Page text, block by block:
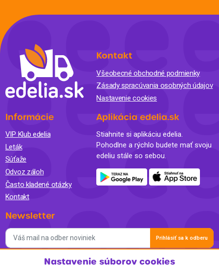
Kontakt
Všeobecné obchodné podmienky
Zásady spracúvania osobných údajov
Nastavenie cookies
Informácie
VIP Klub edelia
Leták
Súťaže
Odvoz záloh
Často kladené otázky
Kontakt
Aplikácia edelia.sk
Stiahnite si aplikáciu edelia.
Pohodlne a rýchlo budete mať svoju
edeliu stále so sebou.
Newsletter
Prihlásiť sa k odberu
Súhlasím so spracovaním osobných údajov a so zasielaním
Nastavenie súborov cookies